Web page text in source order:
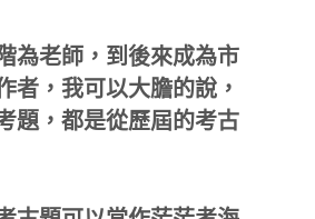
為老師，到後來成為市
者，我可以大膽的說，
題，都是從歷屆的考古